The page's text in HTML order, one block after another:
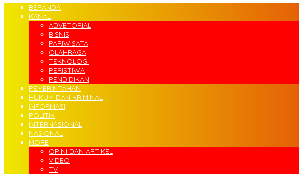
BERANDA
KANAL
ADVETORIAL
BISNIS
PARIWISATA
OLAHRAGA
TEKNOLOGI
PERISTIWA
PENDIDIKAN
PEMERINTAHAN
HUKUM DAN KRIMINAL
INFORMASI
POLITIK
INTERNASIONAL
NASIONAL
MORE
OPINI DAN ARTIKEL
VIDEO
TV